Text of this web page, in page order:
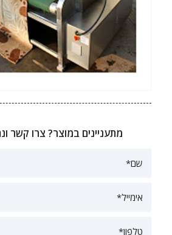
מתעניינים במוצר? צרו קשר